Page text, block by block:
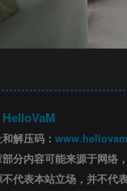
HelloVaM
解压码：
分内容可能来源于网络
代表本站立场，并不代